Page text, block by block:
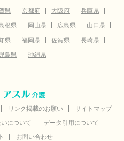
県 京都府 大阪府
兵庫県
根県 岡山県 広島県
山口県
県 福岡県 佐賀県
長崎県
島県 沖縄県
リンク掲載のお願い
サイトマップ
について
データ引用について
お問い合わせ